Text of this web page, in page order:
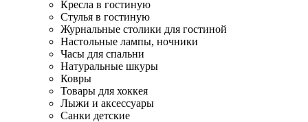
Кресла в гостиную
Стулья в гостиную
Журнальные столики для гостиной
Настольные лампы, ночники
Часы для спальни
Натуральные шкуры
Ковры
Товары для хоккея
Лыжи и аксессуары
Санки детские